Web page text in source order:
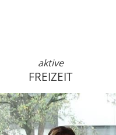
anmelden
aktive
FREIZEIT